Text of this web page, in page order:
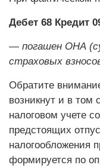
Дебет 68 Кредит
— погашен ОНА
страховых
Обратите
возникнут и в том
налоговом учете
предстоящих
налогообложения
формируется по